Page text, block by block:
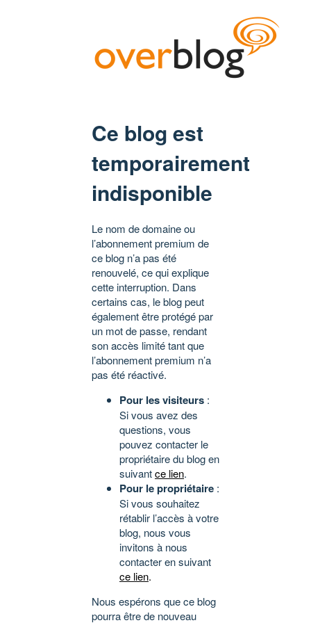
Ce blog est
temporairement
indisponible
Le nom de domaine ou
l’abonnement premium de
ce blog n’a pas été
renouvelé, ce qui explique
cette interruption. Dans
certains cas, le blog peut
également être protégé par
un mot de passe, rendant
son accès limité tant que
l’abonnement premium n’a
pas été réactivé.
Pour les visiteurs :
Si vous avez des
questions, vous
pouvez contacter le
propriétaire du blog en
suivantce lien.
Pour le propriétaire :
Si vous souhaitez
rétablir l’accès à votre
blog, nous vous
invitons à nous
contacter en suivant
ce lien.
Nous espérons que ce blog
pourra être de nouveau